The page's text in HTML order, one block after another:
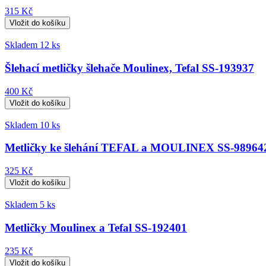
315 Kč
Skladem 12 ks
Šlehací metličky šlehače Moulinex, Tefal SS-193937
400 Kč
Skladem 10 ks
Metličky ke šlehání TEFAL a MOULINEX SS-
325 Kč
Skladem 5 ks
Metličky Moulinex a Tefal SS-192401
235 Kč